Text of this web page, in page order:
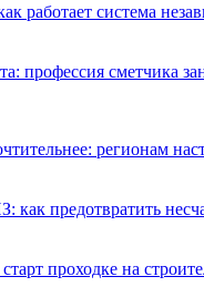
работает система
профессия сметчика
регионам
предотвратить
проходке на